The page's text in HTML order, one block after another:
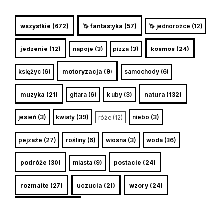
wszystkie (672) 🦄 fantastyka (57) 🦄 jednorożce (12)
jedzenie (12) napoje (3) pizza (3) kosmos (24)
księżyc (6) motoryzacja (9) samochody (6)
muzyka (21) gitara (6) kluby (3) natura (132)
jesień (3) kwiaty (39) róże (12) niebo (3)
pejzaże (27) rośliny (6) wiosna (3) woda (36)
podróże (30) miasta (9) postacie (24)
rozmaite (27) uczucia (21) wzory (24)